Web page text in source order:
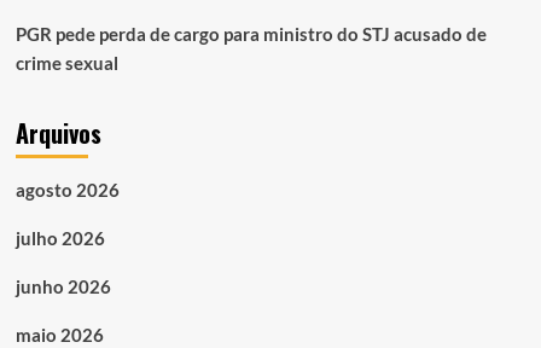
PGR pede perda de cargo para ministro do STJ acusado de
crime sexual
Arquivos
agosto 2026
julho 2026
junho 2026
maio 2026